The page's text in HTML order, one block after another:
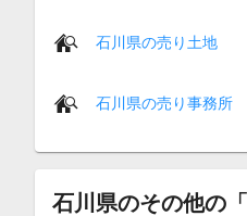
石川県の売り土地
石川県の売り事務所
石川県のその他の